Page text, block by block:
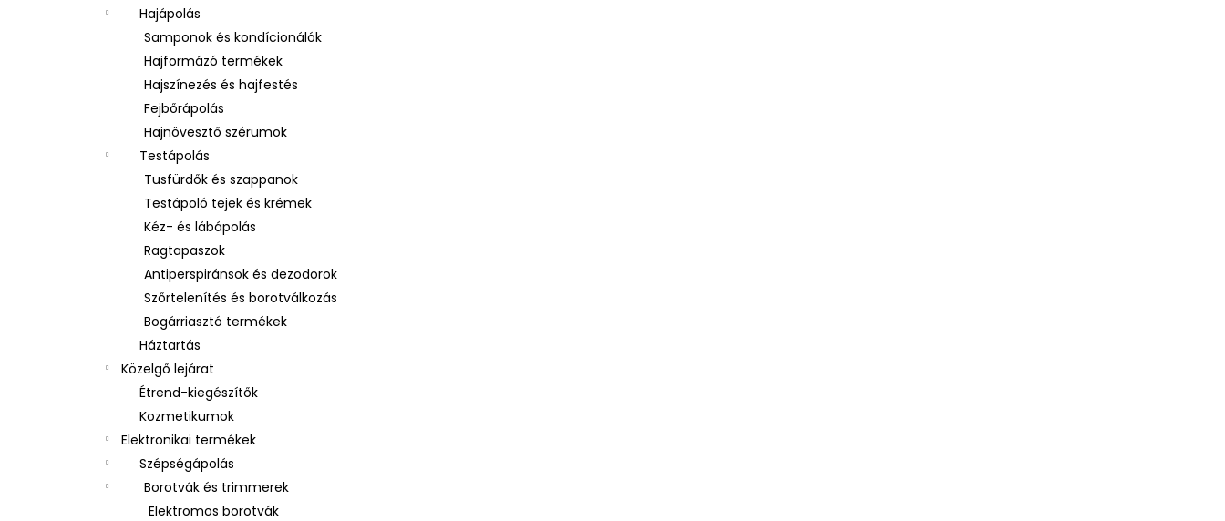
Hajápolás
Samponok és kondícionálók
Hajformázó termékek
Hajszínezés és hajfestés
Fejbőrápolás
Hajnövesztő szérumok
Testápolás
Tusfürdők és szappanok
Testápoló tejek és krémek
Kéz- és lábápolás
Ragtapaszok
Antiperspiránsok és dezodorok
Szőrtelenítés és borotválkozás
Bogárriasztó termékek
Háztartás
Közelgő lejárat
Étrend-kiegészítők
Kozmetikumok
Elektronikai termékek
Szépségápolás
Borotvák és trimmerek
Elektromos borotvák